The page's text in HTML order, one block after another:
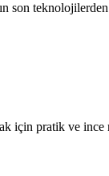
için pratik ve